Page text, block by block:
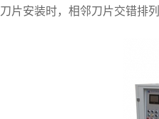
安装时，相邻刀片交错排列